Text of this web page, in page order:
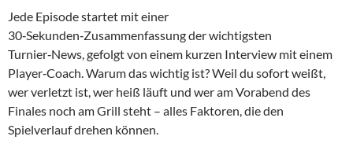
Jede Episode startet mit einer
30‑Sekunden‑Zusammenfassung der wichtigsten
Turnier‑News, gefolgt von einem kurzen Interview mit einem
Player‑Coach. Warum das wichtig ist? Weil du sofort weißt,
wer verletzt ist, wer heiß läuft und wer am Vorabend des
Finales noch am Grill steht – alles Faktoren, die den
Spielverlauf drehen können.